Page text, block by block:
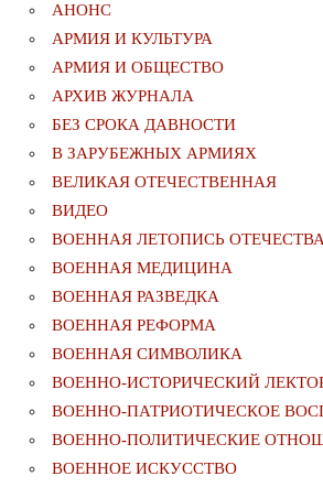
АНОНС
АРМИЯ И КУЛЬТУРА
АРМИЯ И ОБЩЕСТВО
АРХИВ ЖУРНАЛА
БЕЗ СРОКА ДАВНОСТИ
В ЗАРУБЕЖНЫХ АРМИЯХ
ВЕЛИКАЯ ОТЕЧЕСТВЕННАЯ
ВИДЕО
ВОЕННАЯ ЛЕТОПИСЬ
ВОЕННАЯ МЕДИЦИНА
ВОЕННАЯ РАЗВЕДКА
ВОЕННАЯ РЕФОРМА
ВОЕННАЯ СИМВОЛИКА
ВОЕННО-ИСТОРИЧЕСКИЙ
ВОЕННО-ПАТРИОТИЧЕСКОЕ
ВОЕННО-ПОЛИТИЧЕСКИE
ВОЕННОЕ ИСКУССТВО